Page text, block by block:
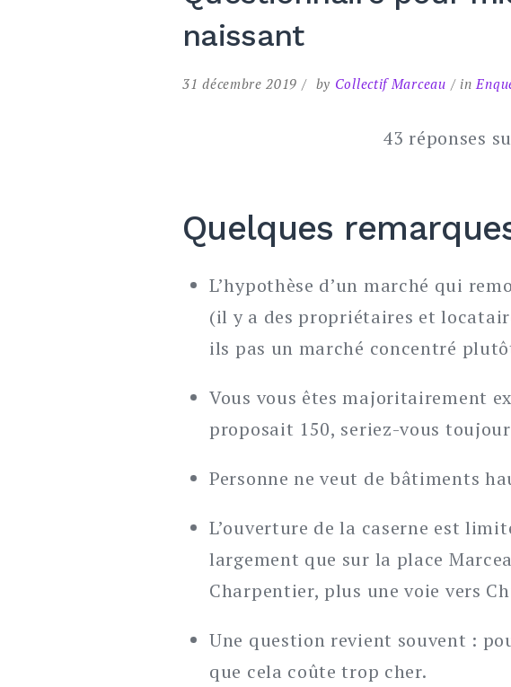
naissant
31 décembre 2019 by Collectif Marceau in
43 réponses
Quelques
L’hypothèse d’un marché qui
(il y a des propriétaires et
ils pas un marché concentré
Vous vous êtes majoritairement
proposait 150, seriez-vous
Personne ne veut de bâtiments
L’ouverture de la caserne est
largement que sur la place
Charpentier, plus une voie vers
Une question revient souvent :
que cela coûte trop cher.